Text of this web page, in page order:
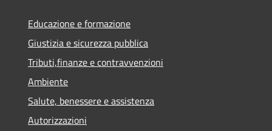
Educazione e formazione
Giustizia e sicurezza pubblica
Tributi,finanze e contravvenzioni
Ambiente
Salute, benessere e assistenza
Autorizzazioni